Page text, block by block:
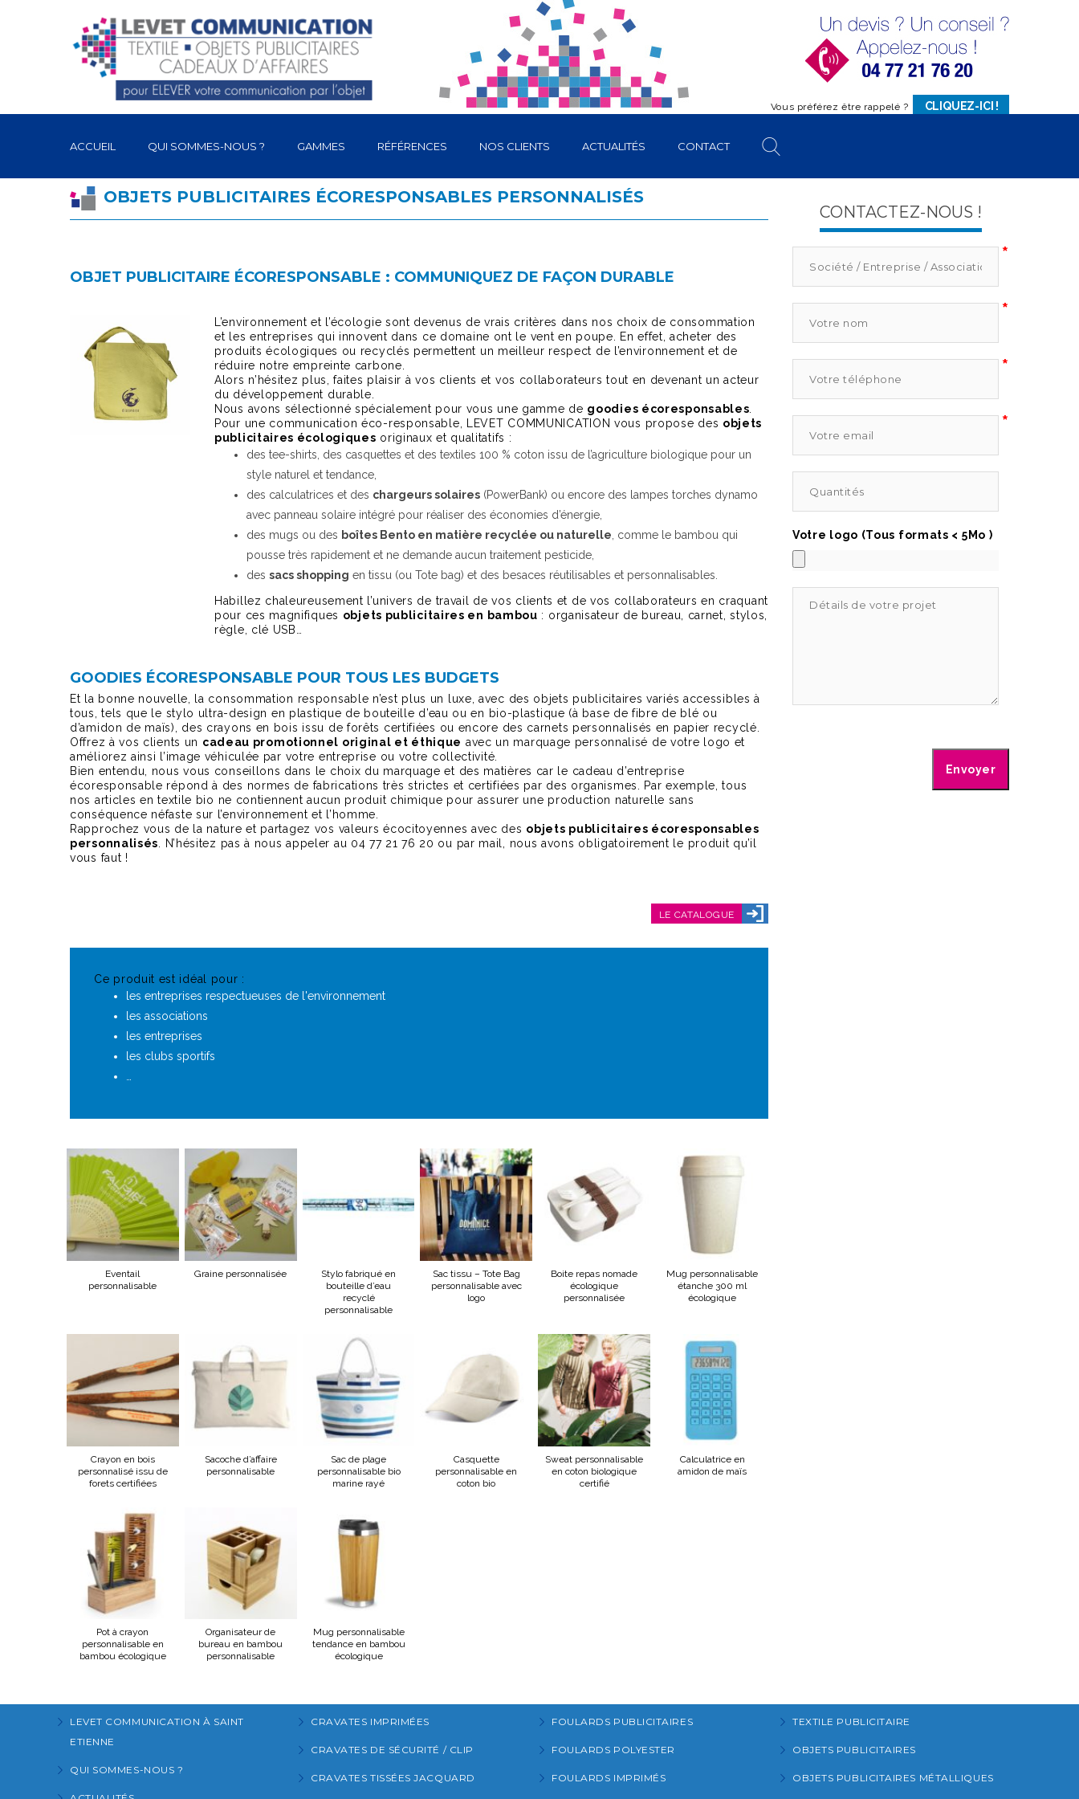
Vous préférez être rappelé ? CLIQUEZ-ICI !
ACCUEIL QUI SOMMES-NOUS ? GAMMES RÉFÉRENCES NOS CLIENTS ACTUALITÉS CONTACT
OBJETS PUBLICITAIRES ÉCORESPONSABLES PERSONNALISÉS
OBJET PUBLICITAIRE ÉCORESPONSABLE : COMMUNIQUEZ DE FAÇON DURABLE
L’environnement et l’écologie sont devenus de vrais critères dans nos choix de consommation
et les entreprises qui innovent dans ce domaine ont le vent en poupe. En effet, acheter des
produits écologiques ou recyclés permettent un meilleur respect de l’environnement et de
réduire notre empreinte carbone.
Alors n’hésitez plus, faites plaisir à vos clients et vos collaborateurs tout en devenant un acteur
du développement durable.
Nous avons sélectionné spécialement pour vous une gamme de goodies écoresponsables
Pour une communication éco-responsable, LEVET COMMUNICATION vous propose des objets
publicitaires écologiques originaux et qualitatifs :
des tee-shirts, des casquettes et des textiles 100 % coton issu de l’agriculture biologique pour un
style naturel et tendance,
des calculatrices et des chargeurs solaires (PowerBank) ou encore des lampes torches dynamo
avec panneau solaire intégré pour réaliser des économies d’énergie,
des mugs ou des boîtes Bento en matière recyclée ou naturelle , comme le bambou qui
pousse très rapidement et ne demande aucun traitement pesticide,
des sacs shopping en tissu (ou Tote bag) et des besaces réutilisables et personnalisables.
Habillez chaleureusement l’univers de travail de vos clients et de vos collaborateurs en craquant
pour ces magnifiques objets publicitaires en bambou : organisateur de bureau, carnet, stylos,
règle, clé USB…
GOODIES ÉCORESPONSABLE POUR TOUS LES BUDGETS
Et la bonne nouvelle, la consommation responsable n’est plus un luxe, avec des objets publicitaires variés accessibles à
tous, tels que le stylo ultra-design en plastique de bouteille d’eau ou en bio-plastique (à base de fibre de blé ou
d’amidon de maïs), des crayons en bois issu de forêts certifiées ou encore des carnets personnalisés en papier recyclé.
Offrez à vos clients un cadeau promotionnel original et éthique avec un marquage personnalisé de votre logo et
améliorez ainsi l’image véhiculée par votre entreprise ou votre collectivité.
Bien entendu, nous vous conseillons dans le choix du marquage et des matières car le cadeau d’entreprise
écoresponsable répond à des normes de fabrications très strictes et certifiées par des organismes. Par exemple, tous
nos articles en textile bio ne contiennent aucun produit chimique pour assurer une production naturelle sans
conséquence néfaste sur l’environnement et l’homme.
Rapprochez vous de la nature et partagez vos valeurs écocitoyennes avec des objets publicitaires écoresponsables
personnalisés . N’hésitez pas à nous appeler au 04 77 21 76 20 ou par mail, nous avons obligatoirement le produit qu’il
vous faut !
LE CATALOGUE
Ce produit est idéal pour :
les entreprises respectueuses de l'environnement
les associations
les entreprises
les clubs sportifs
Eventail
personnalisable
Graine personnalisée
Stylo fabriqué en
bouteille d’eau
recyclé
personnalisable
Sac tissu – Tote Bag
personnalisable avec
logo
Boite repas nomade
écologique
personnalisée
Mug personnalisable
étanche 300 ml
écologique
Crayon en bois
personnalisé issu de
forets certifiées
Sacoche d’affaire
personnalisable
Sac de plage
personnalisable bio
marine rayé
Casquette
personnalisable en
coton bio
Sweat personnalisable
en coton biologique
certifié
Calculatrice en
amidon de maïs
Pot à crayon
personnalisable en
bambou écologique
Organisateur de
bureau en bambou
personnalisable
Mug personnalisable
tendance en bambou
écologique
CONTACTEZ-NOUS !
*
*
*
*
Votre logo (Tous formats < 5Mo )
LEVET COMMUNICATION À SAINT
ETIENNE
QUI SOMMES-NOUS ?
CRAVATES IMPRIMÉES
CRAVATES DE SÉCURITÉ / CLIP
CRAVATES TISSÉES JACQUARD
FOULARDS PUBLICITAIRES
FOULARDS POLYESTER
FOULARDS IMPRIMÉS
TEXTILE PUBLICITAIRE
OBJETS PUBLICITAIRES
OBJETS PUBLICITAIRES MÉTALLIQUES